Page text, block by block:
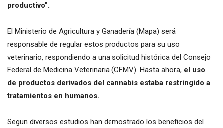
productivo”.
El Ministerio de Agricultura y Ganadería (Mapa) será
responsable de regular estos productos para su uso
veterinario, respondiendo a una solicitud histórica del Consejo
Federal de Medicina Veterinaria (CFMV). Hasta ahora, el uso
de productos derivados del cannabis estaba restringido a
tratamientos en humanos.
Segun diversos estudios han demostrado los beneficios del